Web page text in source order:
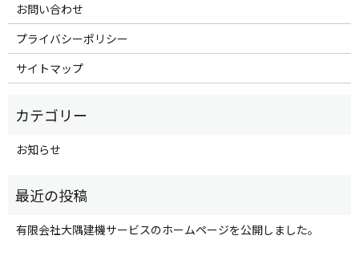
お問い合わせ
プライバシーポリシー
サイトマップ
お知らせ
有限会社大隅建機サービスのホームページを公開しました。